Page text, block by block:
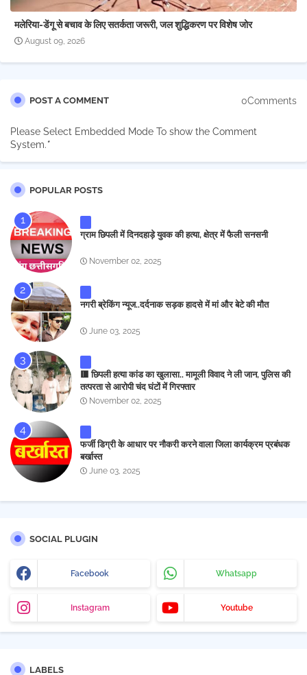
मलेरिया-डेंगू से बचाव के लिए सतर्कता जरूरी, जल शुद्धिकरण पर विशेष जोर
August 09, 2026
POST A COMMENT 0Comments
Please Select Embedded Mode To show the Comment
System.*
POPULAR POSTS
ग्राम छिपली में दिनदहाड़े युवक की हत्या, क्षेत्र में फैली सनसनी
November 02, 2025
नगरी ब्रेकिंग न्यूज..दर्दनाक सड़क हादसे में मां और बेटे की मौत
June 03, 2025
🟥 छिपली हत्या कांड का खुलासा.. मामूली विवाद ने ली जान, पुलिस की
तत्परता से आरोपी चंद घंटों में गिरफ्तार
November 02, 2025
फर्जी डिग्री के आधार पर नौकरी करने वाला जिला कार्यक्रम प्रबंधक
बर्खास्त
June 03, 2025
SOCIAL PLUGIN
Facebook Whatsapp
Instagram Youtube
LABELS